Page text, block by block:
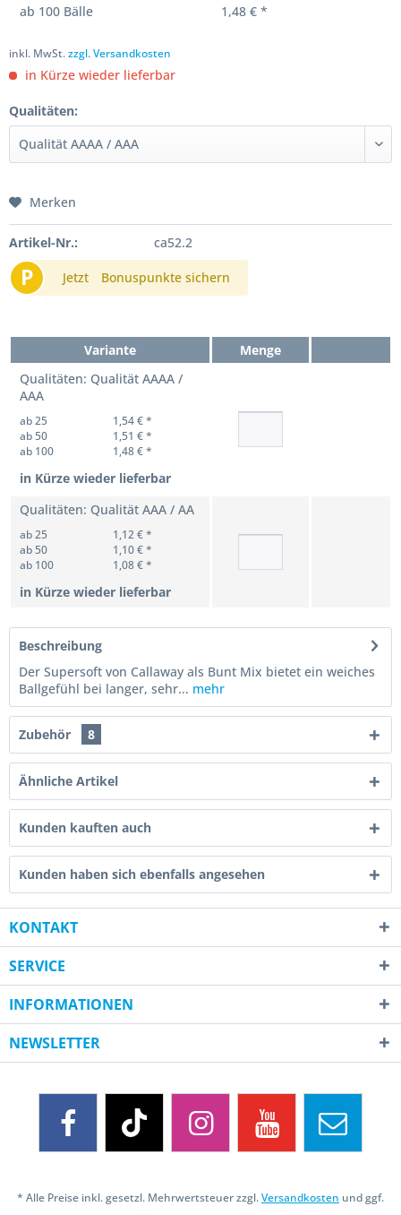
ab 100 Bälle 1,48 € *
inkl. MwSt.zzgl. Versandkosten
in Kürze wieder lieferbar
Qualitäten:
Merken
Artikel-Nr.: ca52.2
P Jetzt Bonuspunkte sichern
Variante
Menge
Qualitäten: Qualität AAAA /
AAA
ab 25
1,54 € *
ab 50
1,51 € *
ab 100
1,48 € *
in Kürze wieder lieferbar
Qualitäten: Qualität AAA / AA
ab 25
1,12 € *
ab 50
1,10 € *
ab 100
1,08 € *
in Kürze wieder lieferbar
Beschreibung
Der Supersoft von Callaway als Bunt Mix bietet ein weiches
Ballgefühl bei langer, sehr... mehr
Zubehör 8
Ähnliche Artikel
Kunden kauften auch
Kunden haben sich ebenfalls angesehen
KONTAKT
SERVICE
INFORMATIONEN
NEWSLETTER
* Alle Preise inkl. gesetzl. Mehrwertsteuer zzgl.Versandkosten und ggf.